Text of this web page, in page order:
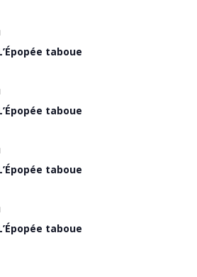
taboue
taboue
taboue
taboue